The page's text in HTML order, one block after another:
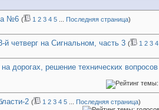
№6 ( 1 2 3 4 5 Последняя страница)
четверг на Сигнальном, часть 3 ( 1 2 3 4
дорогах, решение технических вопросов
2 ( 1 2 3 4 5 Последняя страница)